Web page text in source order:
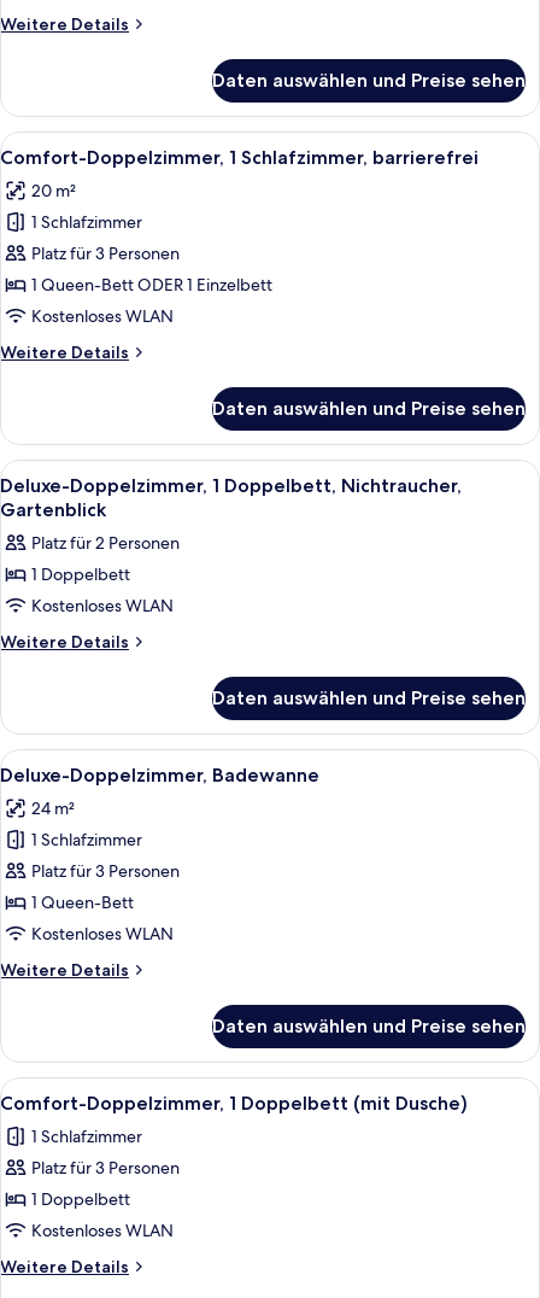
Weitere Details
Weitere
oder
Zweibettzimmer,
Gartenblick
Daten auswählen und Preise sehen
Alle
Fotos
für
Comfort-
Doppelzimmer,
1
Schlafzimmer,
anzeigen
Ein Hotelzimmer mit Bett,
5
Comfort-Doppelzimmer, 1 Schlafzimmer, barrierefrei
20 m²
1 Schlafzimmer
Platz für 3 Personen
1 Queen-Bett ODER 1 Einzelbett
Kostenloses WLAN
Weitere Details
Weitere
Doppelzimmer,
Schlafzimmer,
barrierefrei
Daten auswählen und Preise sehen
Alle
Fotos
für
Deluxe-
Doppelzimmer,
1
Doppelbett,
anzeigen
Ein Hotelzimmer mit Bett,
4
Deluxe-Doppelzimmer, 1 Doppelbett, Nichtraucher,
Gartenblick
Platz für 2 Personen
1 Doppelbett
Kostenloses WLAN
Weitere Details
Weitere
Doppelzimmer,
Doppelbett,
Nichtraucher,
Gartenblick
Daten auswählen und Preise sehen
Alle
Fotos
für
Deluxe-
Doppelzimmer,
Badewanne
anzeigen
Schreibtisch,
5
Deluxe-Doppelzimmer, Badewanne
24 m²
1 Schlafzimmer
Platz für 3 Personen
1 Queen-Bett
Kostenloses WLAN
Weitere Details
Weitere
Doppelzimmer,
Badewanne
Daten auswählen und Preise sehen
Alle
Fotos
für
Comfort-
Doppelzimmer,
1
Doppelbett
(mit
Ein Hotelzimmer mit Bett,
4
Comfort-Doppelzimmer, 1 Doppelbett (mit Dusche)
1 Schlafzimmer
Platz für 3 Personen
1 Doppelbett
Kostenloses WLAN
Weitere Details
Weitere